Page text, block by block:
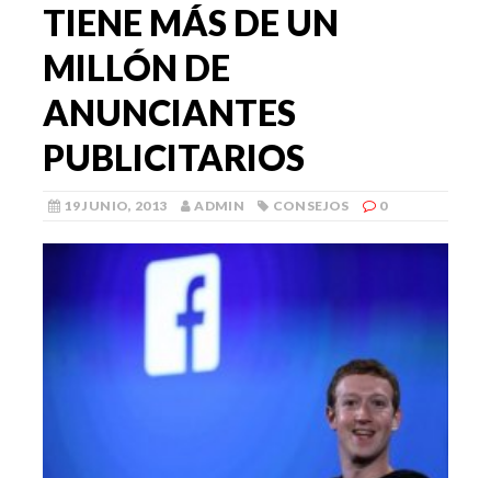
TIENE MÁS DE UN
MILLÓN DE
ANUNCIANTES
PUBLICITARIOS
19 JUNIO, 2013 ADMIN CONSEJOS 0